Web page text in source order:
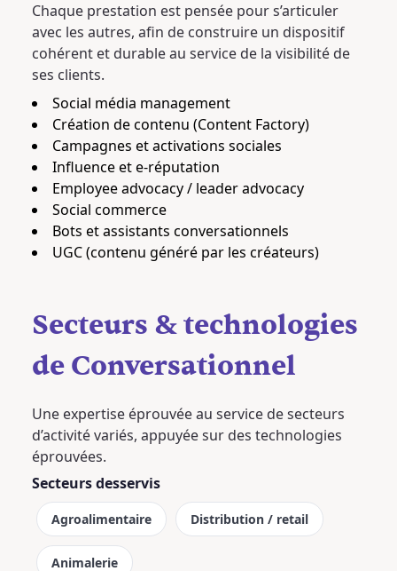
Chaque prestation est pensée pour s’articuler
avec les autres, afin de construire un dispositif
cohérent et durable au service de la visibilité de
ses clients.
Social média management
Création de contenu (Content Factory)
Campagnes et activations sociales
Influence et e-réputation
Employee advocacy / leader advocacy
Social commerce
Bots et assistants conversationnels
UGC (contenu généré par les créateurs)
Secteurs & technologies
de Conversationnel
Une expertise éprouvée au service de secteurs
d’activité variés, appuyée sur des technologies
éprouvées.
Secteurs desservis
Agroalimentaire Distribution / retail
Animalerie